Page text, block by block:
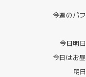
今週のパ
今日明
今日はお
明